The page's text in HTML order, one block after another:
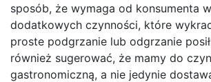
sposób, że wymaga od konsumenta
dodatkowych czynności, które
proste podgrzanie lub odgrzanie
również sugerować, że mamy do
gastronomiczną, a nie jedynie